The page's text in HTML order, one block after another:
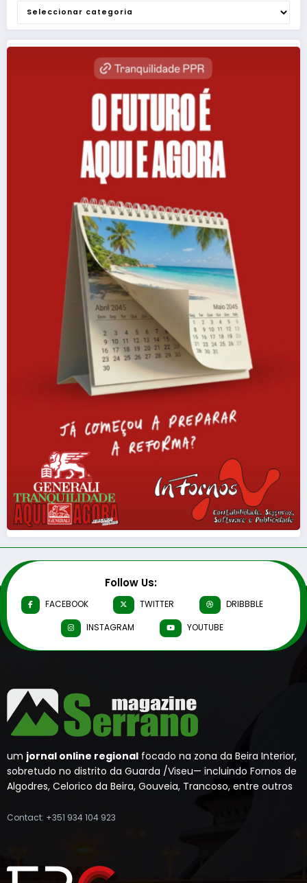
Categorias
Follow Us:
FACEBOOK TWITTER
DRIBBBLE
INSTAGRAM
YOUTUBE
um jornal online regional focado na zona da Beira Interior,
sobretudo no distrito da Guarda /Viseu— incluindo Fornos de
Algodres, Celorico da Beira, Gouveia, Trancoso, entre outros
Contact: +351 934 104 923